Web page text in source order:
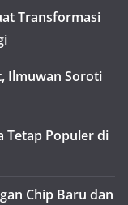
Transformasi
Ilmuwan Soroti
Tetap Populer di
Chip Baru dan